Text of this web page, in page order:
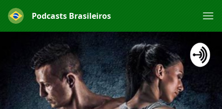
Podcasts Brasileiros